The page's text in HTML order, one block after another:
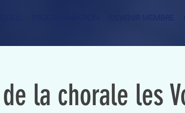
la chorale les